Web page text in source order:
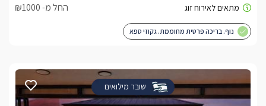
החל מ- ₪1000
נוף. בריכה פרטית מחוממת. גקוזי ספא
שובר מילואים